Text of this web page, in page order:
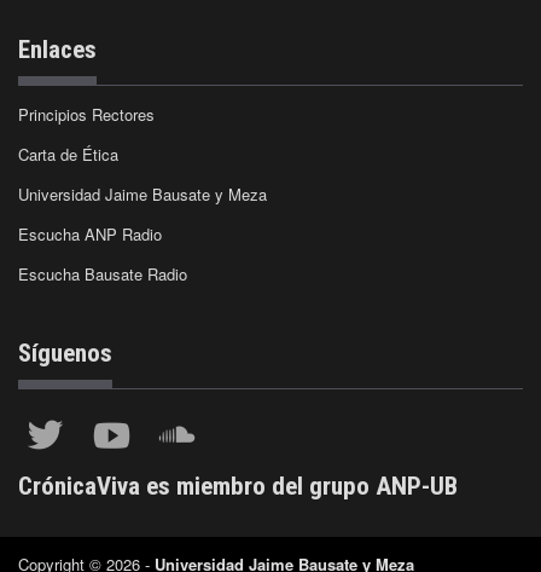
Enlaces
Principios Rectores
Carta de Ética
Universidad Jaime Bausate y Meza
Escucha ANP Radio
Escucha Bausate Radio
Síguenos
CrónicaViva es miembro del grupo ANP-UB
Copyright © 2026 - Universidad Jaime Bausate y Meza